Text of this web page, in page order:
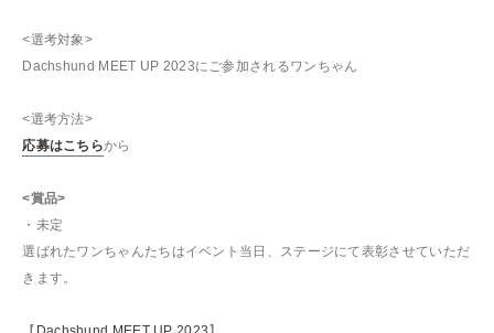
<選考対象>
Dachshund MEET UP 2023にご参加されるワンちゃん
<選考方法>
応募はこちらから
<賞品>
・未定
選ばれたワンちゃんたちはイベント当日、ステージにて表彰させていただ
きます。